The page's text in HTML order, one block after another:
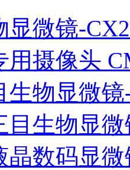
显微镜-
用摄像头
生物显微
目生物显
晶数码显